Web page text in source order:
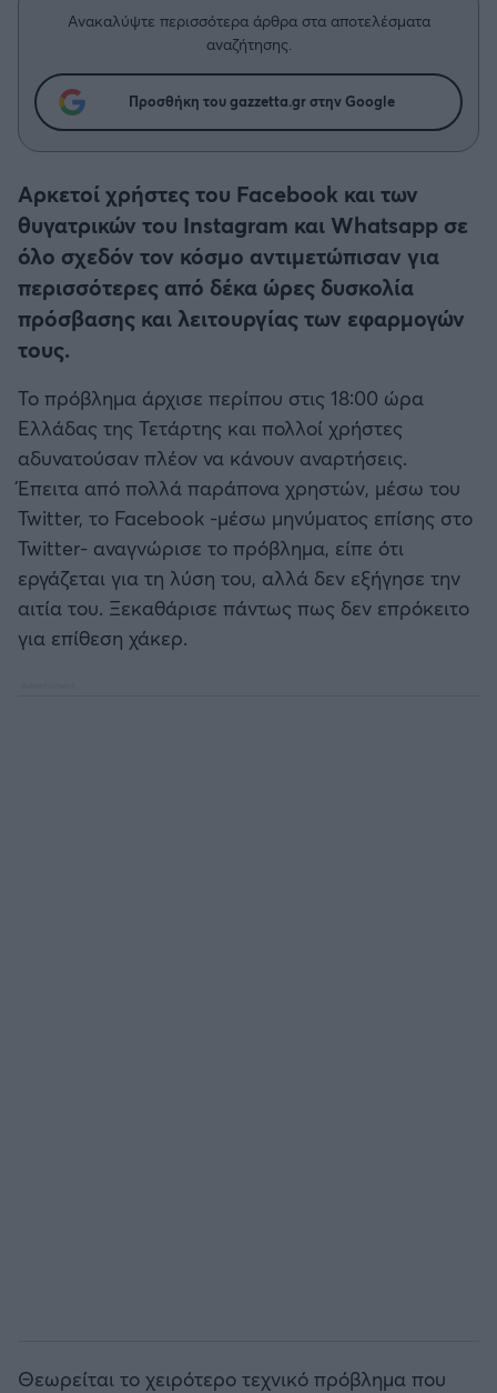
Άρης
Λεβαδειακός
ΟΦΗ
Βόλος
Ατρόμητος Αθηνών
Κηφισιά
Αστέρας Τρίπολης
Παναιτωλικός
Καλαμάτα
Ηρακλής
Μπαρτσελόνα
Συνεντεύξεις
Μια Ιστορία από την Πόλη
Ανακαλύψτε περισσότερα άρθρα στα αποτελέσματα
αναζήτησης.
Προσθήκη του gazzetta.gr στην Google
Αρκετοί χρήστες του Facebook και των
θυγατρικών του Instagram και Whatsapp σε
όλο σχεδόν τον κόσμο αντιμετώπισαν για
περισσότερες από δέκα ώρες δυσκολία
πρόσβασης και λειτουργίας των εφαρμογών
τους.
Το πρόβλημα άρχισε περίπου στις 18:00 ώρα
Ελλάδας της Τετάρτης και πολλοί χρήστες
αδυνατούσαν πλέον να κάνουν αναρτήσεις.
Έπειτα από πολλά παράπονα χρηστών, μέσω του
Twitter, το Facebook -μέσω μηνύματος επίσης στο
Twitter- αναγνώρισε το πρόβλημα, είπε ότι
εργάζεται για τη λύση του, αλλά δεν εξήγησε την
αιτία του. Ξεκαθάρισε πάντως πως δεν επρόκειτο
για επίθεση χάκερ.
Θεωρείται το χειρότερο τεχνικό πρόβλημα που